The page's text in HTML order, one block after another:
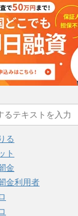
る
ト
金
金利用者